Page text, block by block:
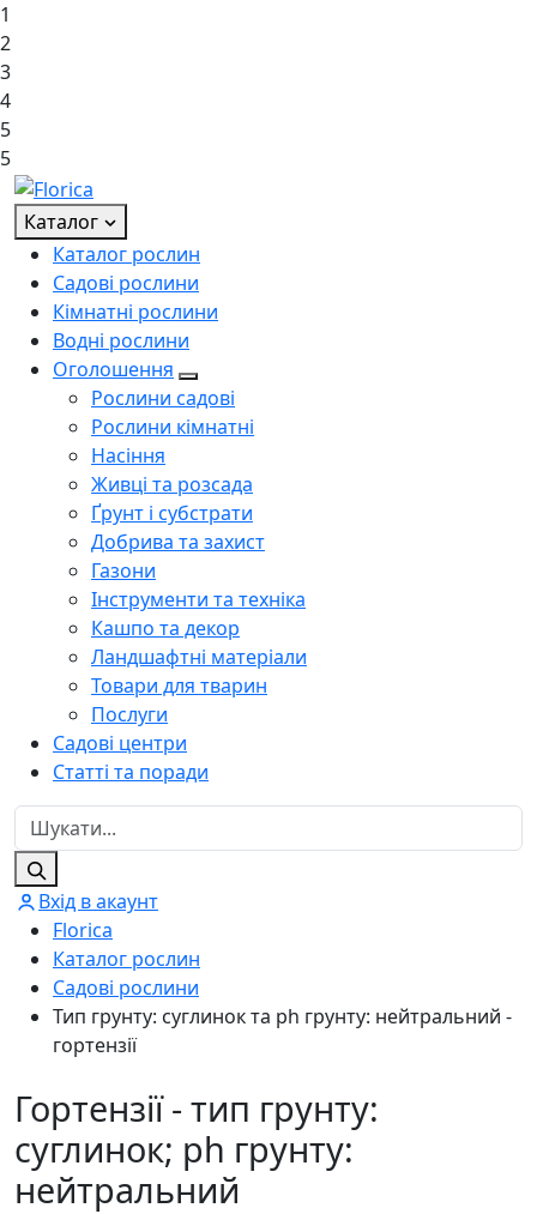
1
2
3
4
5
5
Каталог
Каталог рослин
Садові рослини
Кімнатні рослини
Водні рослини
Оголошення
Рослини садові
Рослини кімнатні
Насіння
Живці та розсада
Ґрунт і субстрати
Добрива та захист
Газони
Інструменти та техніка
Кашпо та декор
Ландшафтні матеріали
Товари для тварин
Послуги
Садові центри
Статті та поради
Вхід в акаунт
Florica
Каталог рослин
Садові рослини
Тип грунту: суглинок та ph грунту: нейтральний -
гортензії
Гортензії - тип грунту:
суглинок; ph грунту:
нейтральний